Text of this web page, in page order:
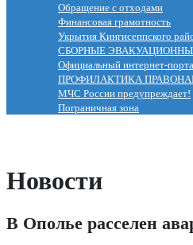
Обращение с отходами
Финансовая грамотность
Укрытия Кингисеппского
СБОРНЫЕ
Официальный интернет-
ПРОФИЛАКТИКА
МЧС России предупреждает!
Пограничная зона
Новости
В Ополье расселен